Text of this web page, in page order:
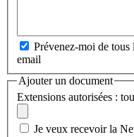
Prévenez-moi de tous
email
Ajouter un document
Extensions autorisées :
Je veux recevoir la